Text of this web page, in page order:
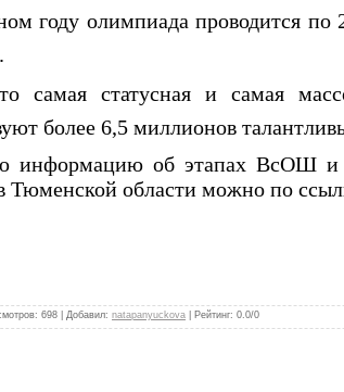
году олимпиада проводится по
статусная и самая
более 6,5 миллионов
информацию об этапах ВсОШ и
Тюменской области можно по
: 698 Добавил: natapanyuckova Рейтинг: 0.0/0